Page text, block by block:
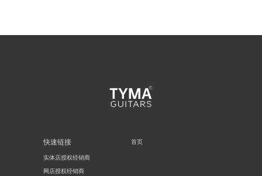
快速链接
实体店授权经销商
网店授权经销商
首页